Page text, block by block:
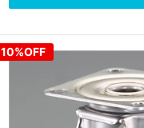
10%OFF